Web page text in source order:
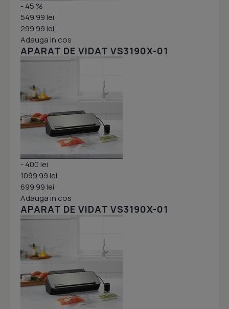
- 45 %
549.99 lei
299.99 lei
Adauga in cos
APARAT DE VIDAT VS3190X-01
- 400 lei
1099.99 lei
699.99 lei
Adauga in cos
APARAT DE VIDAT VS3190X-01